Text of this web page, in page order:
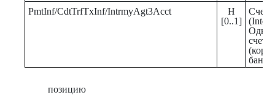
PmtInf/CdtTrfTxInf/IntrmyAgt3Acct
Н
[0..1]
Счет
счета
позицию